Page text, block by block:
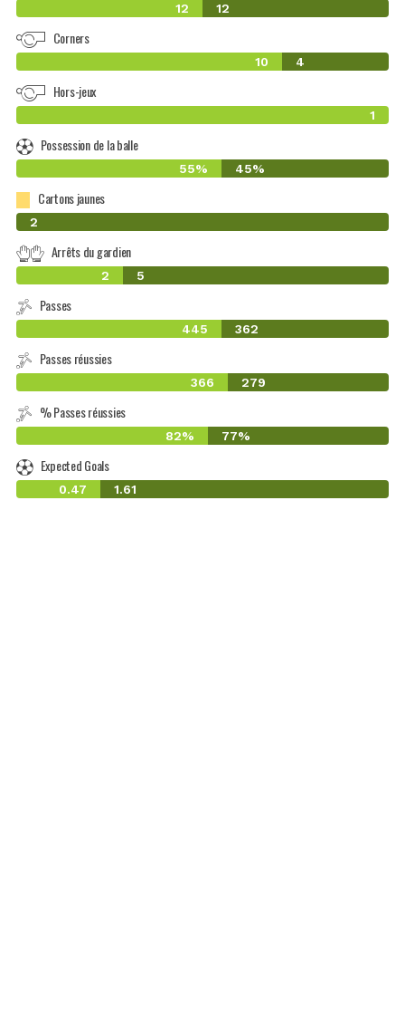
12 12
Corners
10 4
Hors-jeux
1
Possession de la balle
55% 45%
Cartons jaunes
0
2
Arrêts du gardien
2 5
Passes
445 362
Passes réussies
366 279
% Passes réussies
82% 77%
Expected Goals
0.47 1.61